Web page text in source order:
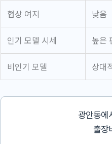
협상 여지 낮음
인기 모델 시세 높은
비인기 모델 상대
광안동에
출장